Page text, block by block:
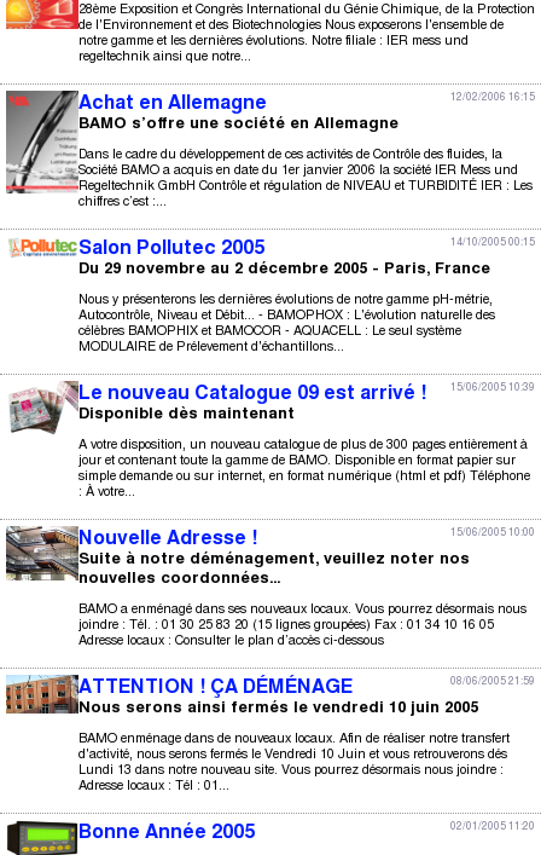
28ème Exposition et Congrès International du Génie Chimique, de la Protection
de l'Environnement et des Biotechnologies Nous exposerons l'ensemble de
notre gamme et les dernières évolutions. Notre filiale : IER mess und
regeltechnik ainsi que notre...
12/02/2006 16:15
Achat en Allemagne
BAMO s’offre une société en Allemagne
Dans le cadre du développement de ces activités de Contrôle des fluides, la
Société BAMO a acquis en date du 1er janvier 2006 la société IER Mess und
Regeltechnik GmbH Contrôle et régulation de NIVEAU et TURBIDITÉ IER : Les
chiffres c’est :...
14/10/2005 00:15
Salon Pollutec 2005
Du 29 novembre au 2 décembre 2005 - Paris, France
Nous y présenterons les dernières évolutions de notre gamme pH-métrie,
Autocontrôle, Niveau et Débit... - BAMOPHOX : L'évolution naturelle des
célèbres BAMOPHIX et BAMOCOR - AQUACELL : Le seul système
MODULAIRE de Prélevement d'échantillons...
15/06/2005 10:39
Le nouveau Catalogue 09 est arrivé !
Disponible dès maintenant
A votre disposition, un nouveau catalogue de plus de 300 pages entièrement à
jour et contenant toute la gamme de BAMO. Disponible en format papier sur
simple demande ou sur internet, en format numérique (html et pdf) Téléphone
: À votre...
15/06/2005 10:00
Nouvelle Adresse !
Suite à notre déménagement, veuillez noter nos
nouvelles coordonnées...
BAMO a enménagé dans ses nouveaux locaux. Vous pourrez désormais nous
joindre : Tél. : 01 30 25 83 20 (15 lignes groupées) Fax : 01 34 10 16 05
Adresse locaux : Consulter le plan d’accès ci-dessous
08/06/2005 21:59
ATTENTION ! ÇA DÉMÉNAGE
Nous serons ainsi fermés le vendredi 10 juin 2005
BAMO enménage dans de nouveaux locaux. Afin de réaliser notre transfert
d'activité, nous serons fermés le Vendredi 10 Juin et vous retrouverons dés
Lundi 13 dans notre nouveau site. Vous pourrez désormais nous joindre :
Adresse locaux : Tél : 01...
02/01/2005 11:20
Bonne Année 2005